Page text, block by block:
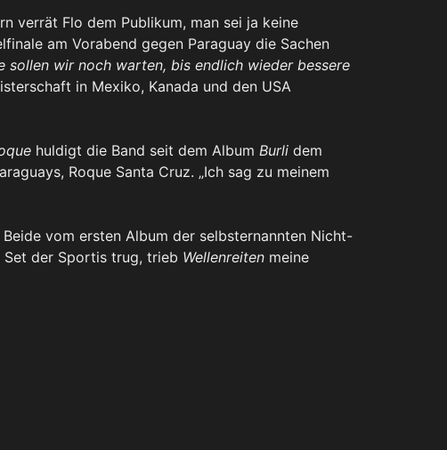
verrät Flo dem Publikum, man sei ja keine
am Vorabend gegen Paraguay die Sachen
sollen wir noch warten, bis endlich wieder bessere
in Mexiko, Kanada und den USA
huldigt die Band seit dem Album Burli dem
Roque Santa Cruz. „Ich sag zu meinem
Beide vom ersten Album der selbsternannten Nicht-
der Sportis trug, trieb Wellenreiten meine